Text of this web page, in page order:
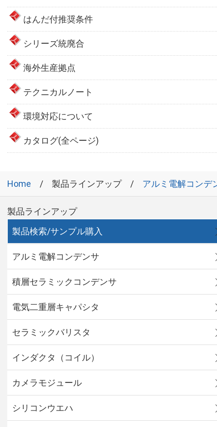
はんだ付推奨条件
シリーズ統廃合
海外生産拠点
テクニカルノート
環境対応について
カタログ(全ページ)
Home 製品ラインアップ アルミ電解コンデ
製品ラインアップ
製品検索/サンプル購入
アルミ電解コンデンサ
積層セラミックコンデンサ
電気二重層キャパシタ
セラミックバリスタ
インダクタ（コイル）
カメラモジュール
シリコンウエハ